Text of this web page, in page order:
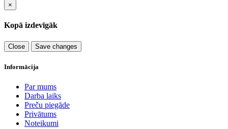
×
Kopā izdevīgāk
Close Save changes
Informācija
Par mums
Darba laiks
Preču piegāde
Privātums
Noteikumi